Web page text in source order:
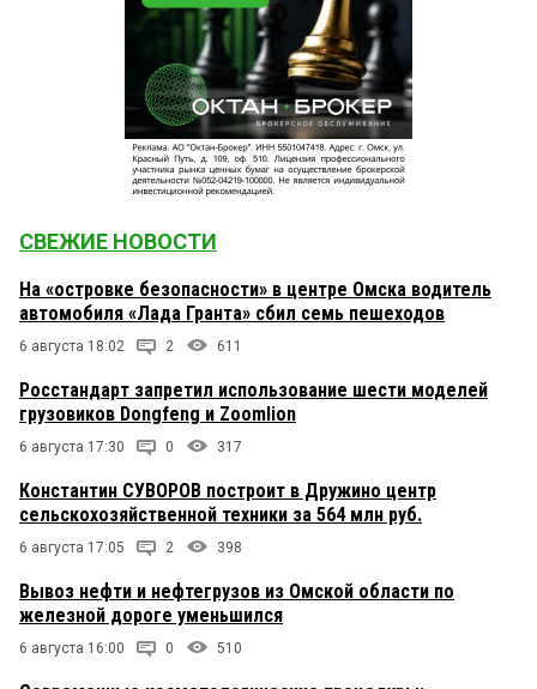
СВЕЖИЕ НОВОСТИ
На «островке безопасности» в центре Омска водитель
автомобиля «Лада Гранта» сбил семь пешеходов
6 августа 18:02 2 611
Росстандарт запретил использование шести моделей
грузовиков Dongfeng и Zoomlion
6 августа 17:30 0 317
Константин СУВОРОВ построит в Дружино центр
сельскохозяйственной техники за 564 млн руб.
6 августа 17:05 2 398
Вывоз нефти и нефтегрузов из Омской области по
железной дороге уменьшился
6 августа 16:00 0 510